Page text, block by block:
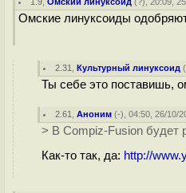
Омские линуксоиды
2.31 ,Культурный линуксоид (
Ты себе это поставишь,
2.61 ,Аноним (-), 04:50, 26/10/
> В Compiz-Fusion будет
Как-то так, да: http://